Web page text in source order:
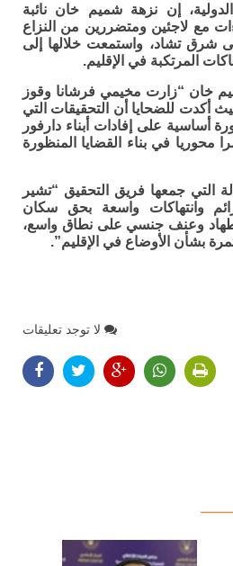
إن نزهة شميم خان نائبة
مع لاجئين ومتضررين من النزاع
شرق تشاد، واستمعت خلالها إلى
المرتكبة في الإقليم.
خان “زارت مخيمي فرشانا وقوز
أكدت للضحايا أن التحقيقات التي
أساسية على إفادات أبناء دارفور
محوريا في بناء القضايا المنظورة
التي جمعها فريق التحقيق “تشير
وانتهاكات واسعة بحق سكان
وعنف جنسي على نطاق واسع،
بشأن الأوضاع في الإقليم”.
لا توجد تعليقات